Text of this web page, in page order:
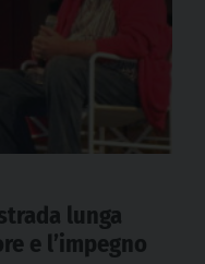
lunga
e l’impegno